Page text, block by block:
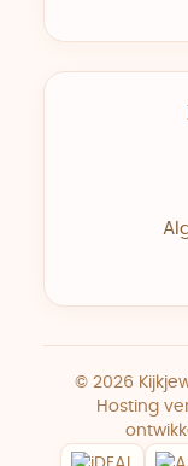
© 2026
Hosting